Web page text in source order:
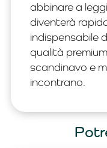
abbinare a
diventerà
indispensabile
qualità
scandinavo e
incontrano.